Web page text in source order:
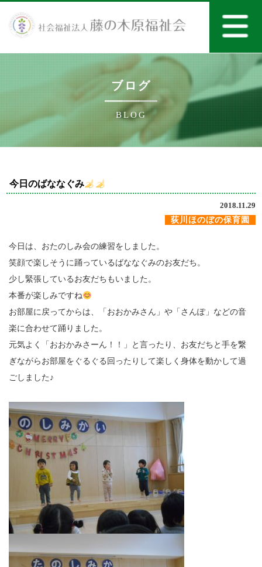
ブログ
BLOG
今日のばななぐみ
2018.11.29
荻川ほのぼの保育園
今日は、おたのしみ会の練習をしました。
笑顔で楽しそうに踊っているばななぐみのお友だち。
少し緊張しているお友だちもいました。
本番が楽しみですね
お部屋に戻ってからは、「おおかみさん」や「さんぽ」などの音
楽に合わせて踊りました。
元気よく「おおかみさーん！！」と言ったり、お友だちと手を繋
ぎながらお部屋をぐるぐる回ったりして楽しく身体を動かして過
ごしました♪